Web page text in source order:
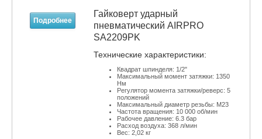
Подробнее
Гайковерт ударный
пневматический AIRPRO
SA2209PK
​Технические характеристики:
Квадрат шпинделя: 1/2"
Максимальный момент затяжки: 1350
Нм
Регулятор момента затяжки/реверс: 5
положений
Максимальный диаметр резьбы: М23
Частота вращения: 10 000 об/мин
Рабочее давление: 6.3 бар
Расход воздуха: 368 л/мин
Вес: 2,02 кг